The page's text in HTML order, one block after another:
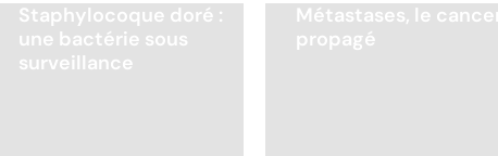
Staphylocoque doré :
une bactérie sous
surveillance
Métastases, le
propagé